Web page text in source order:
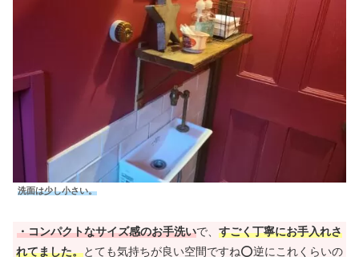
洗面は少し小さい。
・コンパクトなサイズ感のお手洗いで、 すごく丁寧にお手入れさ
れてました。とても気持ちが良い空間ですね⭕逆にこれくらいの